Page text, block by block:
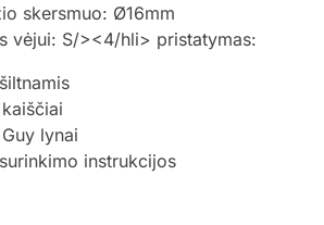
skersmuo: Ø16mm
vėjui: S/><4/hli> pristatymas:
lynai
instrukcijos